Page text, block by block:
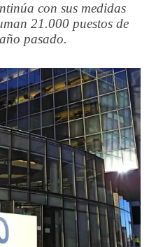
con sus medidas
21.000 puestos de
pasado.